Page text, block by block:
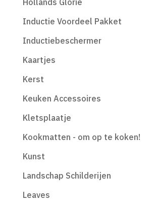
Hollands Glorie
Inductie Voordeel Pakket
Inductiebeschermer
Kaartjes
Kerst
Keuken Accessoires
Kletsplaatje
Kookmatten - om op te koken!
Kunst
Landschap Schilderijen
Leaves